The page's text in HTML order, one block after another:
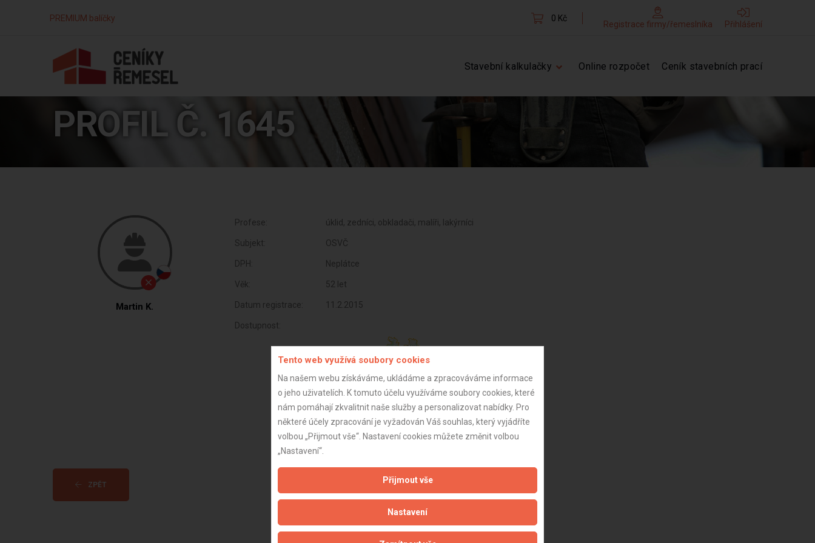
PREMIUM balíčky 0 Kč
Registrace firmy/řemeslníka Přihlášení
Stavební kalkulačky Online rozpočet Ceník stavebních prací
PROFIL Č. 1645
Martin K.
Profese: úklid, zedníci, obkladači, malíři, lakýrníci
Subjekt: OSVČ
DPH: Neplátce
Věk: 52 let
Datum registrace: 11.2.2015
Dostupnost:
ZPĚT Aktualizováno z portálu ARES dne 30.12.2023 00:15:07
Tento web využívá soubory cookies
Na našem webu získáváme, ukládáme a zpracováváme informace
o jeho uživatelích. K tomuto účelu využíváme soubory cookies, které
nám pomáhají zkvalitnit naše služby a personalizovat nabídky. Pro
některé účely zpracování je vyžadován Váš souhlas, který vyjádříte
volbou „Přijmout vše“. Nastavení cookies můžete změnit volbou
„Nastavení“.
Přijmout vše
Nastavení